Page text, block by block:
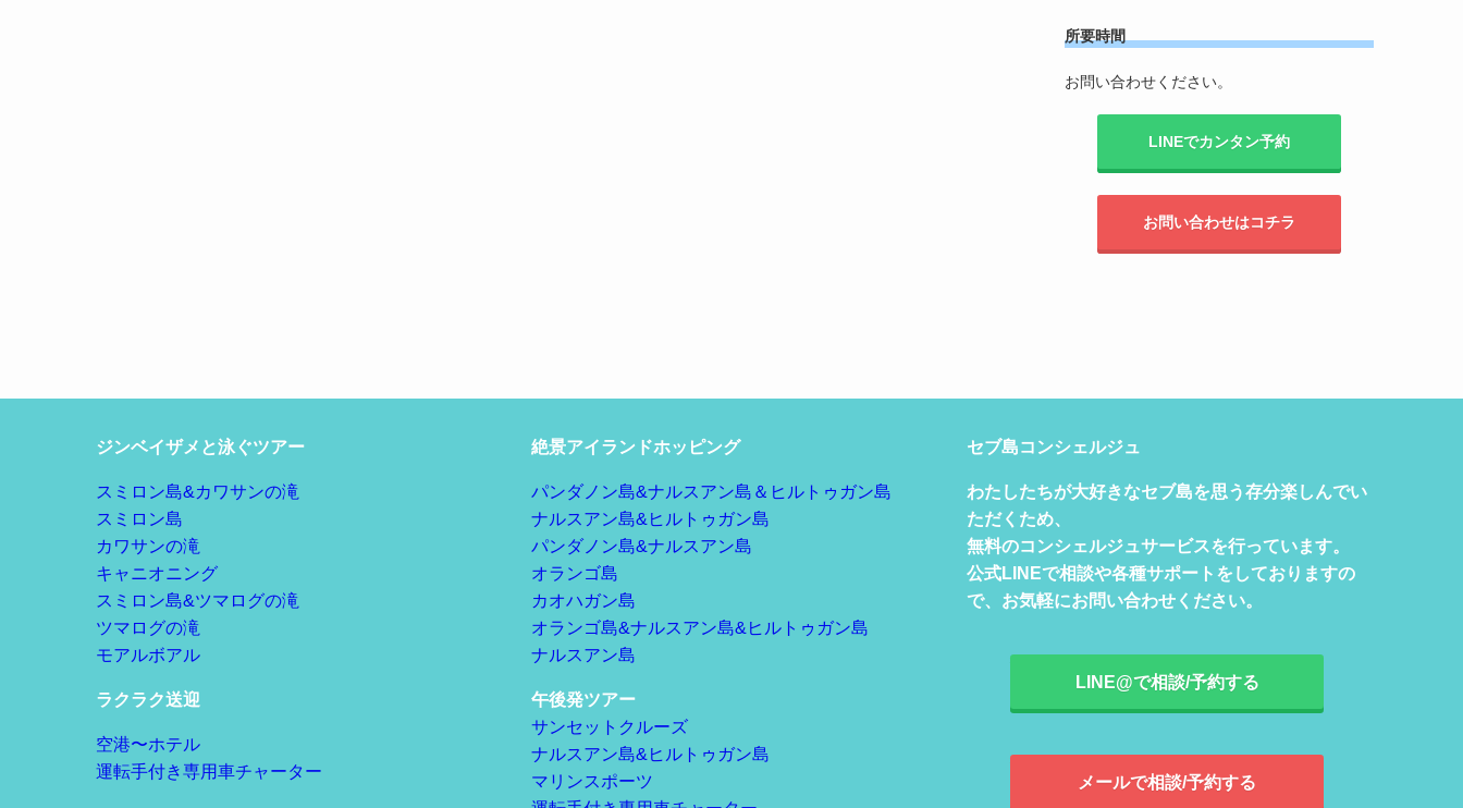
所要時間
お問い合わせください。
LINEでカンタン予約
お問い合わせはコチラ
ジンベイザメと泳ぐツアー
スミロン島&カワサンの滝
スミロン島
カワサンの滝
キャニオニング
スミロン島&ツマログの滝
ツマログの滝
モアルボアル
ラクラク送迎
空港〜ホテル
運転手付き専用車チャーター
絶景アイランドホッピング
パンダノン島&ナルスアン島＆ヒルトゥガン島
ナルスアン島&ヒルトゥガン島
パンダノン島&ナルスアン島
オランゴ島
カオハガン島
オランゴ島&ナルスアン島&ヒルトゥガン島
ナルスアン島
午後発ツアー
サンセットクルーズ
ナルスアン島&ヒルトゥガン島
マリンスポーツ
セブ島コンシェルジュ
わたしたちが大好きなセブ島を思う存分楽しんでい
ただくため、
無料のコンシェルジュサービスを行っています。
公式LINEで相談や各種サポートをしておりますの
で、お気軽にお問い合わせください。
LINE@で相談/予約する
メールで相談/予約する